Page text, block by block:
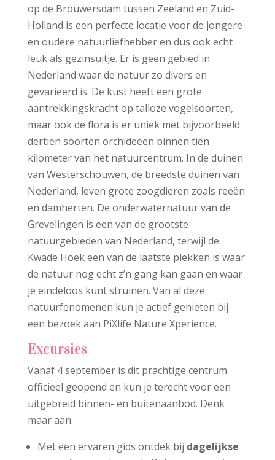
op de Brouwersdam tussen Zeeland en Zuid-
Holland is een perfecte locatie voor de jongere
en oudere natuurliefhebber en dus ook echt
leuk als gezinsuitje. Er is geen gebied in
Nederland waar de natuur zo divers en
gevarieerd is. De kust heeft een grote
aantrekkingskracht op talloze vogelsoorten,
maar ook de flora is er uniek met bijvoorbeeld
dertien soorten orchideeën binnen tien
kilometer van het natuurcentrum. In de duinen
van Westerschouwen, de breedste duinen van
Nederland, leven grote zoogdieren zoals reeën
en damherten. De onderwaternatuur van de
Grevelingen is een van de grootste
natuurgebieden van Nederland, terwijl de
Kwade Hoek een van de laatste plekken is waar
de natuur nog echt z’n gang kan gaan en waar
je eindeloos kunt struinen. Van al deze
natuurfenomenen kun je actief genieten bij
een bezoek aan PiXlife Nature Xperience.
Excursies
Vanaf 4 september is dit prachtige centrum
officieel geopend en kun je terecht voor een
uitgebreid binnen- en buitenaanbod. Denk
maar aan:
Met een ervaren gids ontdek bij dagelijkse